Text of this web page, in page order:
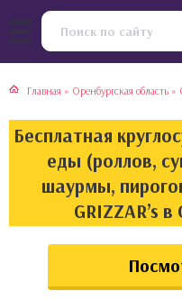
Главная » Оренбургская область »
Бесплатная
еды (роллов,
шаурмы,
GRIZZAR’s
кухня
кухня
кухня
кухня
булочки